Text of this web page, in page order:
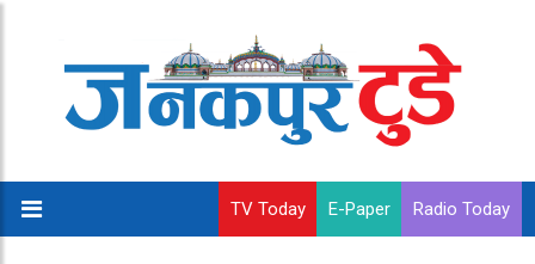
TV Today E-Paper Radio Today